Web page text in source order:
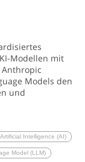
Modellen mit
Models den
und
Artificial Intelligence (AI)
Model (LLM)